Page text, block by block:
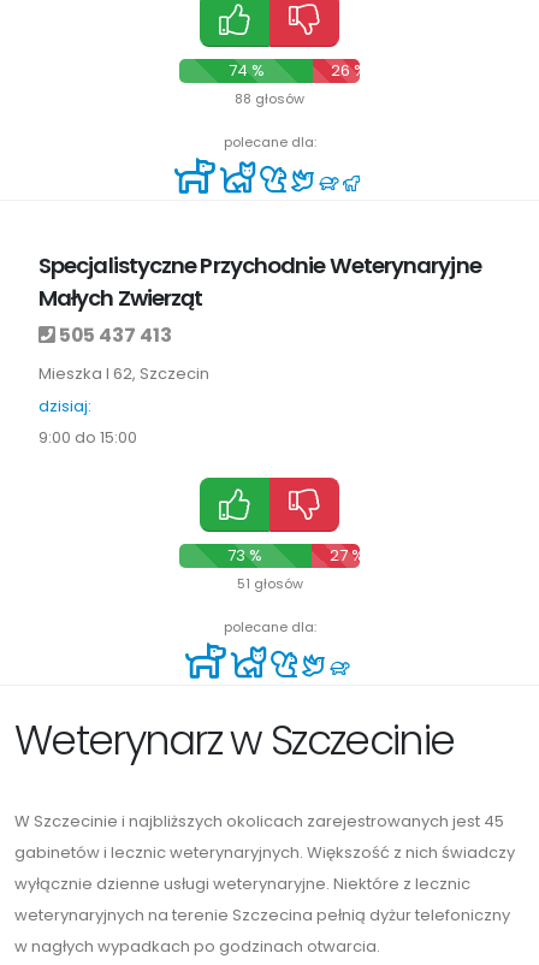
74 % 26 %
88 głosów
polecane dla:
Specjalistyczne Przychodnie Weterynaryjne
Małych Zwierząt
505 437 413
Mieszka I 62, Szczecin
dzisiaj:
9:00 do 15:00
73 % 27 %
51 głosów
polecane dla:
Weterynarz w Szczecinie
W Szczecinie i najbliższych okolicach zarejestrowanych jest 45
gabinetów i lecznic weterynaryjnych. Większość z nich świadczy
wyłącznie dzienne usługi weterynaryjne. Niektóre z lecznic
weterynaryjnych na terenie Szczecina pełnią dyżur telefoniczny
w nagłych wypadkach po godzinach otwarcia.